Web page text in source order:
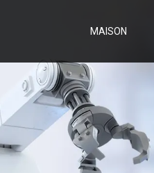
MAISON